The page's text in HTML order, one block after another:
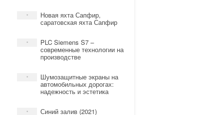
* Новая яхта Сапфир,
саратовская яхта Сапфир
* PLC Siemens S7 –
современные технологии на
производстве
* Шумозащитные экраны на
автомобильных дорогах:
надежность и эстетика
* Синий залив (2021)